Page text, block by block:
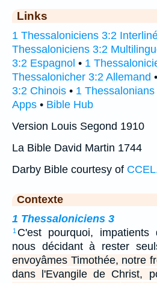
Links
1 Thessaloniciens 3:2
Thessaloniciens 3:2
3:2 Espagnol • 1
Thessalonicher 3:2 Allemand •
3:2 Chinois • 1
Apps • Bible Hub
Version Louis Segond 1910
La Bible David Martin 1744
Darby Bible courtesy of
Contexte
1 Thessaloniciens 3
1 C'est pourquoi,
nous décidant à rester
envoyâmes Timothée, notre
dans l'Evangile de Christ,